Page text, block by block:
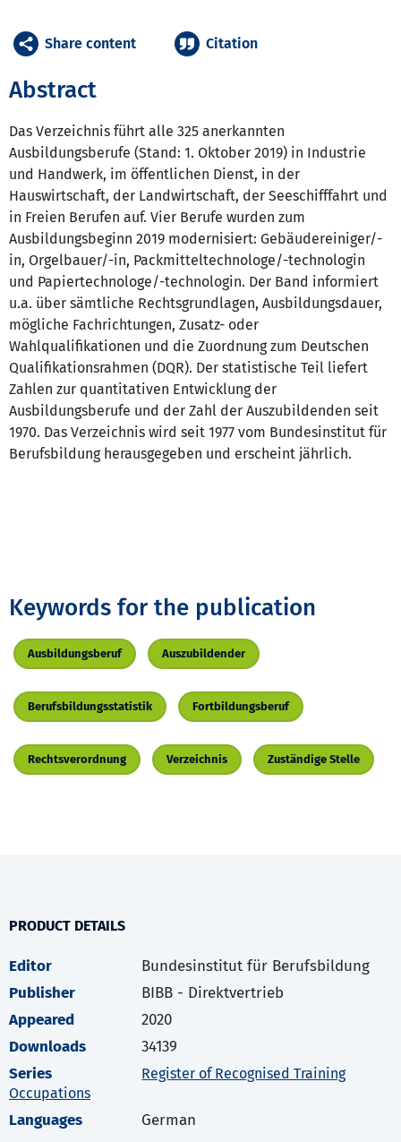
Abstract
Das Verzeichnis führt alle 325 anerkannten
Ausbildungsberufe (Stand: 1. Oktober 2019) in Industrie
und Handwerk, im öffentlichen Dienst, in der
Hauswirtschaft, der Landwirtschaft, der Seeschifffahrt und
in Freien Berufen auf. Vier Berufe wurden zum
Ausbildungsbeginn 2019 modernisiert: Gebäudereiniger/-
in, Orgelbauer/-in, Packmitteltechnologe/-technologin
und Papiertechnologe/-technologin. Der Band informiert
u.a. über sämtliche Rechtsgrundlagen, Ausbildungsdauer,
mögliche Fachrichtungen, Zusatz- oder
Wahlqualifikationen und die Zuordnung zum Deutschen
Qualifikationsrahmen (DQR). Der statistische Teil liefert
Zahlen zur quantitativen Entwicklung der
Ausbildungsberufe und der Zahl der Auszubildenden seit
1970. Das Verzeichnis wird seit 1977 vom Bundesinstitut für
Berufsbildung herausgegeben und erscheint jährlich.
Share content Citation
Keywords for the publication
Ausbildungsberuf Auszubildender
Berufsbildungsstatistik Fortbildungsberuf
Rechtsverordnung Verzeichnis Zuständige Stelle
PRODUCT DETAILS
Editor
Bundesinstitut für Berufsbildung
Publisher
BIBB - Direktvertrieb
Appeared
2020
Downloads
34139
Series
Register of Recognised Training
Occupations
Languages German